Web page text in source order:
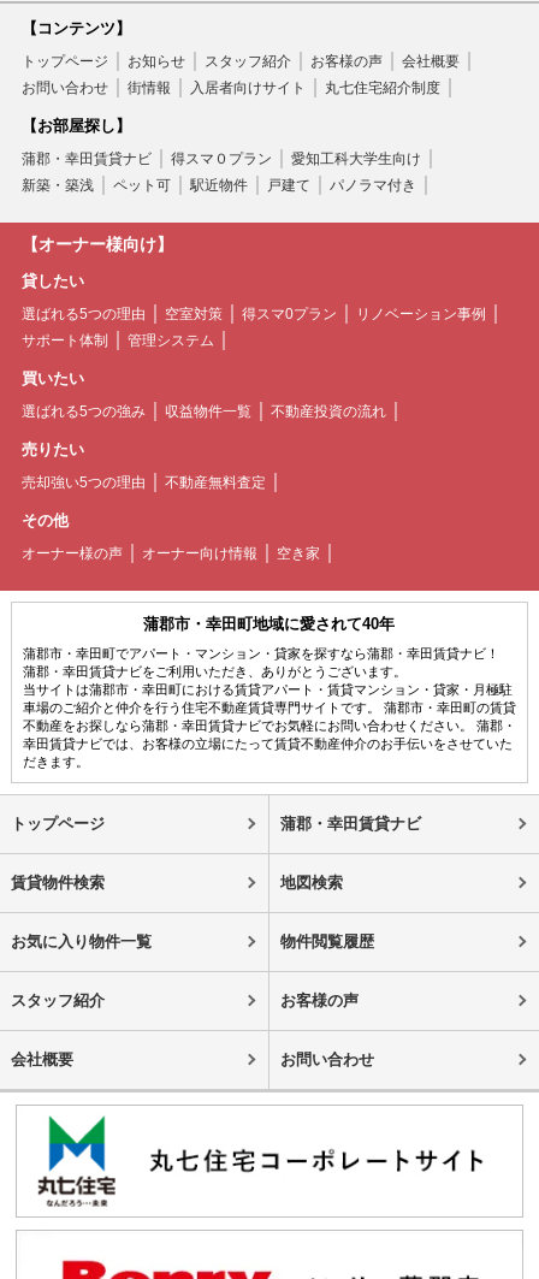
【コンテンツ】
トップページ お知らせ スタッフ紹介 お客様の声
会社概要
お問い合わせ
街情報 入居者向けサイト 丸七住宅紹介制度
【お部屋探し】
蒲郡・幸田賃貸ナビ 得スマ０プラン
愛知工科大学生向け
新築・築浅
ペット可 駅近物件 戸建て パノラマ付き
【オーナー様向け】
貸したい
選ばれる5つの理由 空室対策 得スマ0プラン
リノベーション事例
サポート体制
管理システム
買いたい
選ばれる5つの強み 収益物件一覧 不動産投資の流れ
売りたい
売却強い5つの理由 不動産無料査定
その他
オーナー様の声 オーナー向け情報 空き家
蒲郡市・幸田町地域に愛されて40年
蒲郡市・幸田町でアパート・マンション・貸家を探すなら蒲郡・幸田賃貸ナビ！
蒲郡・幸田賃貸ナビをご利用いただき、ありがとうございます。
当サイトは蒲郡市・幸田町における賃貸アパート・賃貸マンション・貸家・月極駐
車場のご紹介と仲介を行う住宅不動産賃貸専門サイトです。 蒲郡市・幸田町の賃貸
不動産をお探しなら蒲郡・幸田賃貸ナビでお気軽にお問い合わせください。 蒲郡・
幸田賃貸ナビでは、お客様の立場にたって賃貸不動産仲介のお手伝いをさせていた
だきます。
トップページ 蒲郡・幸田賃貸ナビ
賃貸物件検索 地図検索
お気に入り物件一覧 物件閲覧履歴
スタッフ紹介 お客様の声
会社概要 お問い合わせ